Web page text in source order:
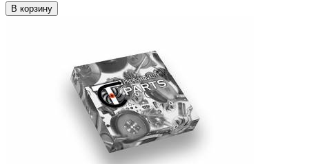
В корзину